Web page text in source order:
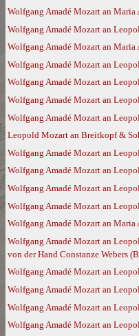
Wolfgang Amadé Mozart an
Wolfgang Amadé Mozart an
Wolfgang Amadé Mozart an
Wolfgang Amadé Mozart an
Wolfgang Amadé Mozart an
Wolfgang Amadé Mozart an
Wolfgang Amadé Mozart an
Leopold Mozart an Breitkopf &
Wolfgang Amadé Mozart an
Wolfgang Amadé Mozart an
Wolfgang Amadé Mozart an
Wolfgang Amadé Mozart an
Wolfgang Amadé Mozart an
Wolfgang Amadé Mozart an
von der Hand Constanze Webers
Wolfgang Amadé Mozart an
Wolfgang Amadé Mozart an
Wolfgang Amadé Mozart an
Wolfgang Amadé Mozart an